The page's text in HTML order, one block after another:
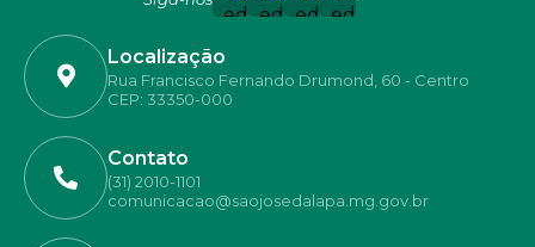
Localização
Rua Francisco Fernando Drumond, 60 - Centro
CEP: 33350-000
Contato
(31) 2010-1101
comunicacao@saojosedalapa.mg.gov.br